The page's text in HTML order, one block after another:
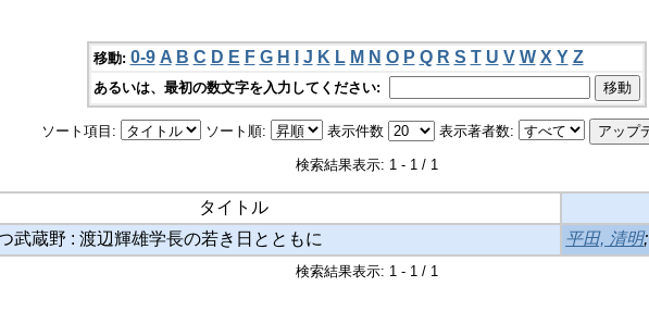
移動: 0-9 A B C D E F G H J K L M N O P Q R S T U V W X Y Z
あるいは、最初の数文字を入力してください:
ソート項目: ソート順: 表示件数 表示著者数:
検索結果表示: 1 - 1 / 1
タイトル
武蔵野 : 渡辺輝雄学長の若き日とともに 平田, 清明;
検索結果表示: 1 - 1 / 1